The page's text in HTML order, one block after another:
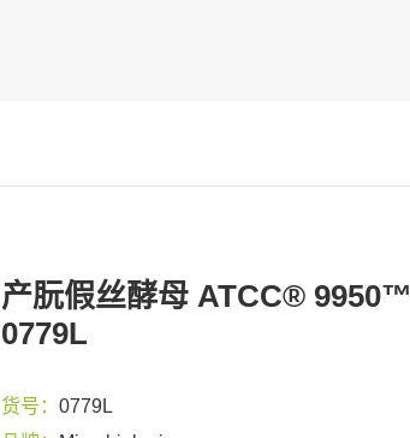
产朊假丝酵母 ATCC® 9950™
0779L
货号： 0779L